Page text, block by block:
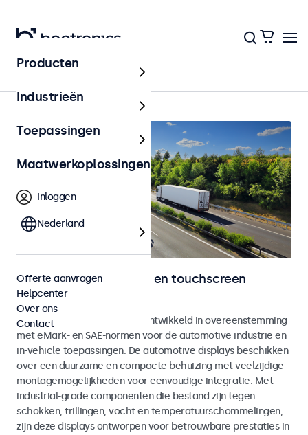
Home
Automotive monitoren en touchscreen
displays
Monitoren en touchscreens ontwikkeld in overeenstemming
met eMark- en SAE-normen voor de automotive industrie en
in-vehicle toepassingen. De automotive displays beschikken
over een duurzame en compacte behuizing met veelzijdige
montagemogelijkheden voor eenvoudige integratie. Met
industrial-grade componenten die bestand zijn tegen
schokken, trillingen, vocht en temperatuurschommelingen,
zijn deze displays ontworpen voor betrouwbare prestaties in
Producten
Industrieën
Toepassingen
Maatwerkoplossingen
Inloggen
Nederland
Offerte aanvragen
Helpcenter
Over ons
Contact